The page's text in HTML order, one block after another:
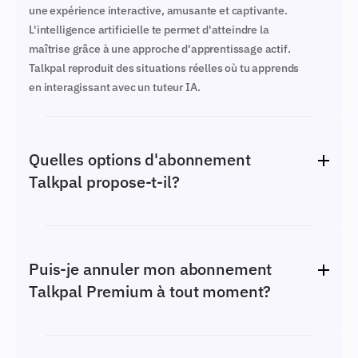
une expérience interactive, amusante et captivante.
L'intelligence artificielle te permet d'atteindre la
maîtrise grâce à une approche d'apprentissage actif.
Talkpal reproduit des situations réelles où tu apprends
en interagissant avec un tuteur IA.
Quelles options d'abonnement
Talkpal propose-t-il?
Premium inclut des options de paiement mensuelles
ou annuelles.
Puis-je annuler mon abonnement
Talkpal Premium à tout moment?